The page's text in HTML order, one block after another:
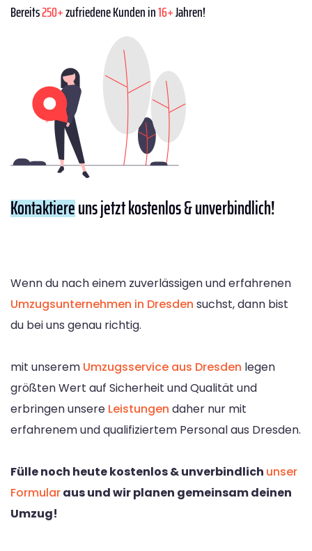
Bereits250+zufriedene Kunden in16+Jahren!
Kontaktiereuns jetzt kostenlos & unverbindlich!
Wenn du nach einem zuverlässigen und erfahrenen
Umzugsunternehmen in Dresden suchst, dann bist
du bei uns genau richtig.
mit unserem Umzugsservice aus Dresden legen
größten Wert auf Sicherheit und Qualität und
erbringen unsere Leistungen daher nur mit
erfahrenem und qualifiziertem Personal aus Dresden.
Fülle noch heute kostenlos & unverbindlich unser
Formularaus und wir planen gemeinsam deinen
Umzug!